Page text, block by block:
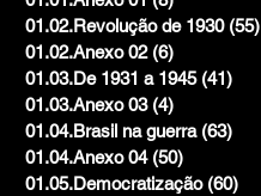
01.02.Revolução de 1930 (55)
01.02.Anexo 02 (6)
01.03.De 1931 a 1945 (41)
01.03.Anexo 03 (4)
01.04.Brasil na guerra (63)
01.04.Anexo 04 (50)
01.05.Democratização (60)